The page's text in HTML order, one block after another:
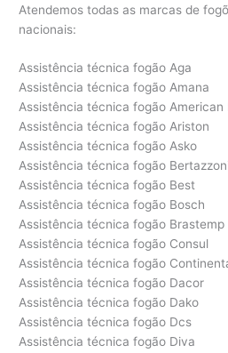
Atendemos todas as marcas de
nacionais:
Assistência técnica fogão Aga
Assistência técnica fogão Amana
Assistência técnica fogão American
Assistência técnica fogão Ariston
Assistência técnica fogão Asko
Assistência técnica fogão
Assistência técnica fogão Best
Assistência técnica fogão Bosch
Assistência técnica fogão Brastemp
Assistência técnica fogão Consul
Assistência técnica fogão
Assistência técnica fogão Dacor
Assistência técnica fogão Dako
Assistência técnica fogão Dcs
Assistência técnica fogão Diva